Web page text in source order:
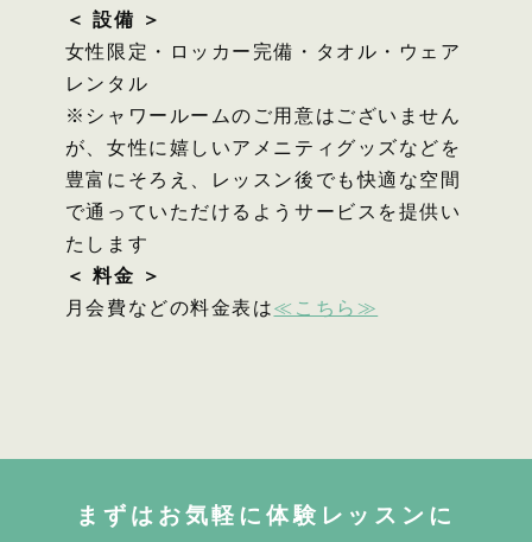
＜ 設備 ＞
女性限定・ロッカー完備・タオル・ウェア
レンタル
※シャワールームのご用意はございません
が、女性に嬉しいアメニティグッズなどを
豊富にそろえ、レッスン後でも快適な空間
で通っていただけるようサービスを提供い
たします
＜ 料金 ＞
月会費などの料金表は≪こちら≫
まずはお気軽に体験レッスンに